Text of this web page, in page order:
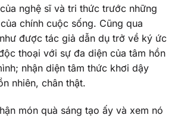
nghệ sĩ và tri thức trước những
chính cuộc sống. Cũng qua
được tác giả dẫn dụ trở về ký ức
thoại với sự đa diện của tâm hồn
nhận diện tâm thức khơi dậy
nhiên, chân thật.
món quà sáng tạo ấy và xem nó